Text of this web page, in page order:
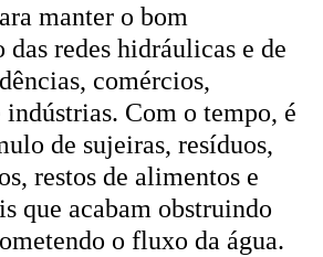
manter o bom
redes hidráulicas e de
comércios,
Com o tempo, é
de sujeiras, resíduos,
restos de alimentos e
que acabam obstruindo
o fluxo da água.